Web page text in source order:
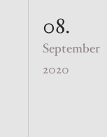
08.
September
2020